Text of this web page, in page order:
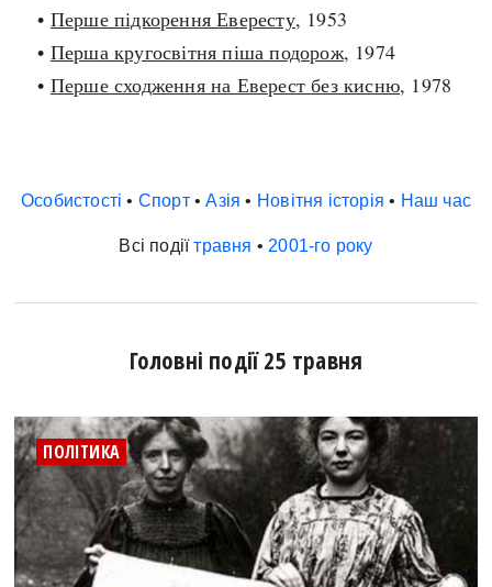
• Перше підкорення Евересту, 1953
• Перша кругосвітня піша подорож, 1974
• Перше сходження на Еверест без кисню, 1978
Особистості • Спорт•Азія • Новітня історія • Наш час
Всі подіїтравня • 2001-го року
Головні події 25 травня
ПОЛІТИКА